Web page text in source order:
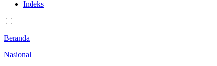
Indeks
Beranda
Nasional